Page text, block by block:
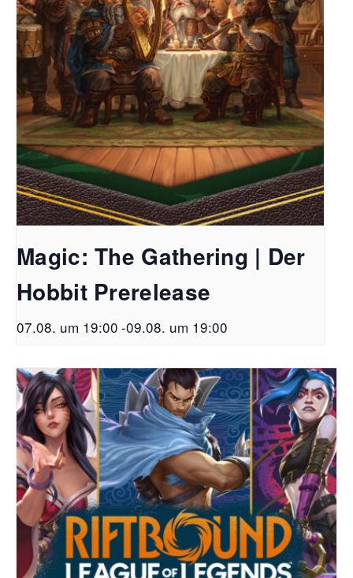
Magic: The Gathering | Der
Hobbit Prerelease
07.08. um 19:00 -09.08. um 19:00